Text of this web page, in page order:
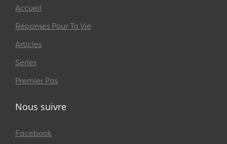
Accueil
Réponses Pour Ta Vie
Articles
Series
Premier Pas
Nous suivre
Facebook